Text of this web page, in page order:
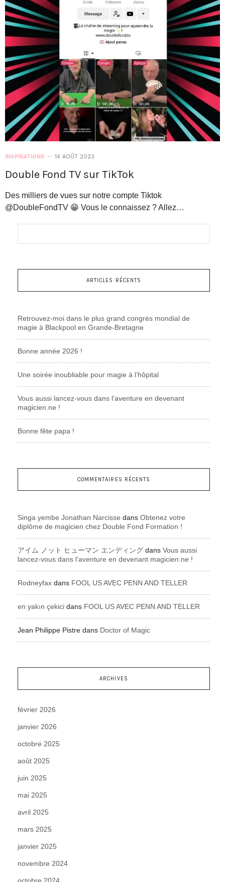
INSPIRATIONS 14 AOÛT 2023
Double Fond TV sur TikTok
Des milliers de vues sur notre compte Tiktok
@DoubleFondTV 😁 Vous le connaissez ? Allez…
ARTICLES RÉCENTS
Retrouvez-moi dans le plus grand congrès mondial de
magie à Blackpool en Grande-Bretagne
Bonne année 2026 !
Une soirée inoubliable pour magie à l’hôpital
Vous aussi lancez-vous dans l’aventure en devenant
magicien.ne !
Bonne fête papa !
COMMENTAIRES RÉCENTS
Singa yembe Jonathan Narcisse dans Obtenez votre
diplôme de magicien chez Double Fond Formation !
アイム ノット ヒューマン エンディング dans Vous aussi
lancez-vous dans l’aventure en devenant magicien.ne !
Rodneyfax dans FOOL US AVEC PENN AND TELLER
en yakın çekici dans FOOL US AVEC PENN AND TELLER
Jean Philippe Pistre dans Doctor of Magic
ARCHIVES
février 2026
janvier 2026
octobre 2025
août 2025
juin 2025
mai 2025
avril 2025
mars 2025
janvier 2025
novembre 2024